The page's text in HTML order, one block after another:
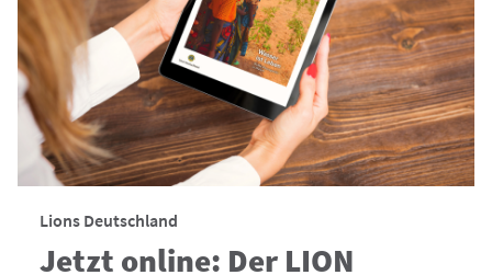
Lions Deutschland
Jetzt online: Der LION